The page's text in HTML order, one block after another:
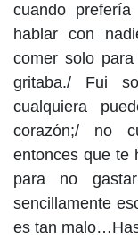
cuando
hablar con
comer solo
gritaba./ Fui
cualquiera
corazón;/ no
entonces que te
para no
sencillamente
es tan